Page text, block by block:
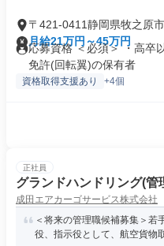
〒421-0411静岡県牧之原
月給21万円～45万円
応募資格 ＜必須＞ ・高卒
免許(回転翼)の保有者
資格取得支援あり +4個
正社員
グランドハンドリング(管
成田エアカーゴサービス株式会社
＜将来の管理職候補募集＞若
役、指示役として、航空貨物